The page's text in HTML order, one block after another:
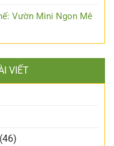
Vườn Mini Ngon Mê
VIẾT
(46)